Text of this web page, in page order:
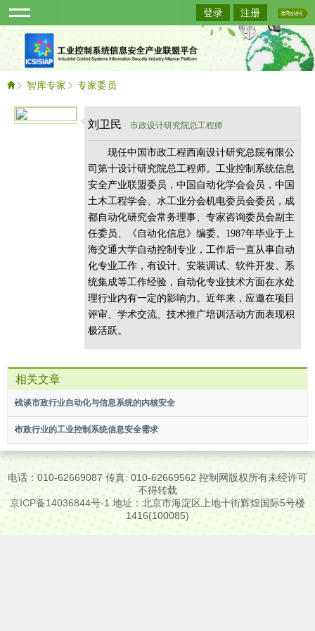
登录 注册
智库专家 专家委员
刘卫民 市政设计研究院总工程师
现任中国市政工程西南设计研究总院有限公
司第十设计研究院总工程师。工业控制系统信息
安全产业联盟委员，中国自动化学会会员，中国
土木工程学会、水工业分会机电委员会委员，成
都自动化研究会常务理事、专家咨询委员会副主
任委员、《自动化信息》编委。1987年毕业于上
海交通大学自动控制专业，工作后一直从事自动
化专业工作，有设计、安装调试、软件开发、系
统集成等工作经验，自动化专业技术方面在水处
理行业内有一定的影响力。近年来，应邀在项目
评审、学术交流、技术推广培训活动方面表现积
极活跃。
相关文章
浅谈市政行业自动化与信息系统的内核安全
市政行业的工业控制系统信息安全需求
电话：010-62669087 传真: 010-62669562 控制网版权所有未经许可
不得转载
京ICP备14036844号-1 地址：北京市海淀区上地十街辉煌国际5号楼
1416(100085)